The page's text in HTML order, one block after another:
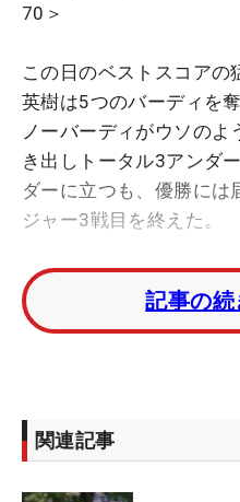
70＞
この日のベストスコアの
英樹は5つのバーディを
ノーバーディがウソの
き出しトータル3アンダ
ダーに立つも、優勝には
ジャー3戦目を終えた。
【特別動画】「10年間
英樹が選ぶベストショッ
と、さらに次の7番でも
ンとして折り返すと、
記事の
関連記事